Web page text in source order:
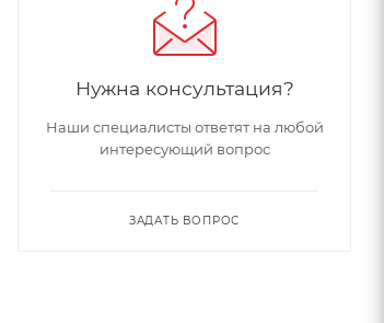
Нужна консультация?
Наши специалисты ответят на любой
интересующий вопрос
ЗАДАТЬ ВОПРОС